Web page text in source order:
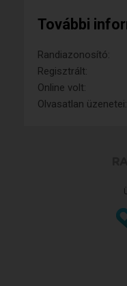
További
Randiazonosító:
Regisztrált:
Online volt:
Olvasatlan üzenetei: